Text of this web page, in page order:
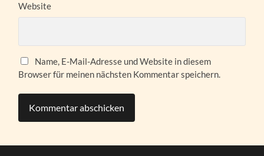
Website
Name, E-Mail-Adresse und Website in diesem
Browser für meinen nächsten Kommentar speichern.